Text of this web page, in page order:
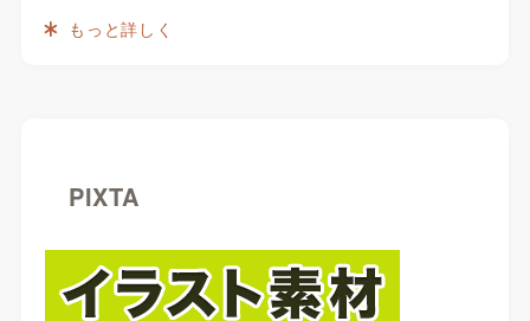
もっと詳しく
PIXTA